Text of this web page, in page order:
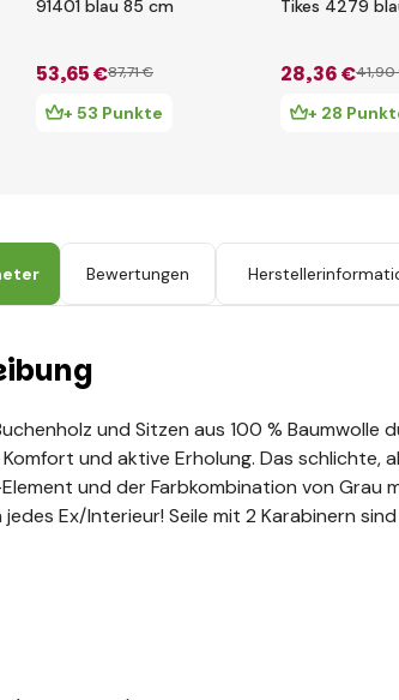
91401 blau 85 cm
53,65 €87,71 €
+ 53 Punkte
Tikes 4279
28,36 €41,90
+ 28
Bewertungen
und Sitzen aus 100 % Baumwolle
und aktive Erholung. Das schlichte,
und der Farbkombination von Grau
Ex/Interieur! Seile mit 2 Karabinern